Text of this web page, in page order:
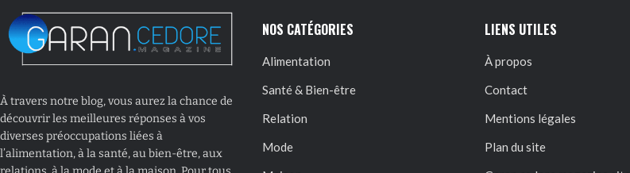
À travers notre blog, vous aurez la chance de
découvrir les meilleures réponses à vos
diverses préoccupations liées à
l’alimentation, à la santé, au bien-être, aux
NOS CATÉGORIES
Alimentation
Santé & Bien-être
Relation
Mode
LIENS UTILES
À propos
Contact
Mentions légales
Plan du site